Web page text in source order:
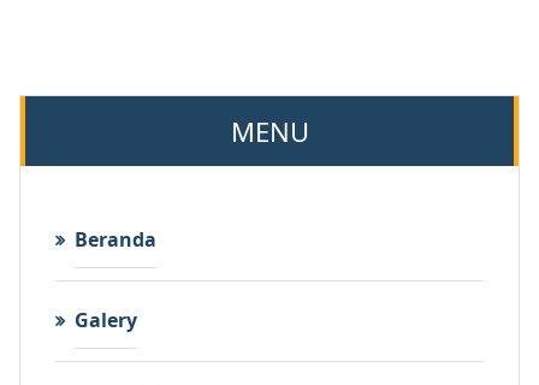
MENU
Beranda
Galery